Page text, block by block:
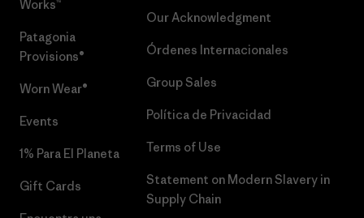
Works™
Patagonia
Provisions®
Worn Wear®
Events
1% Para El Planeta
Gift Cards
Our Acknowledgment
Órdenes Internacionales
Group Sales
Política de Privacidad
Terms of Use
Statement on Modern Slavery in
Supply Chain